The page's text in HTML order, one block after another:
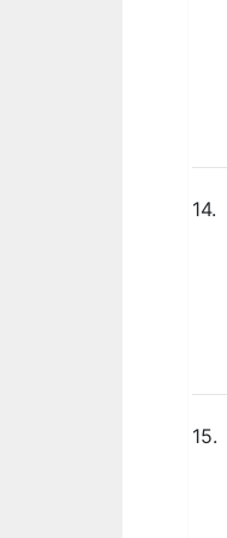
14.
15.